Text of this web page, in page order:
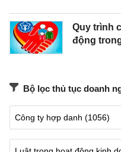
Quy trình
động
Bộ lọc thủ tục doanh